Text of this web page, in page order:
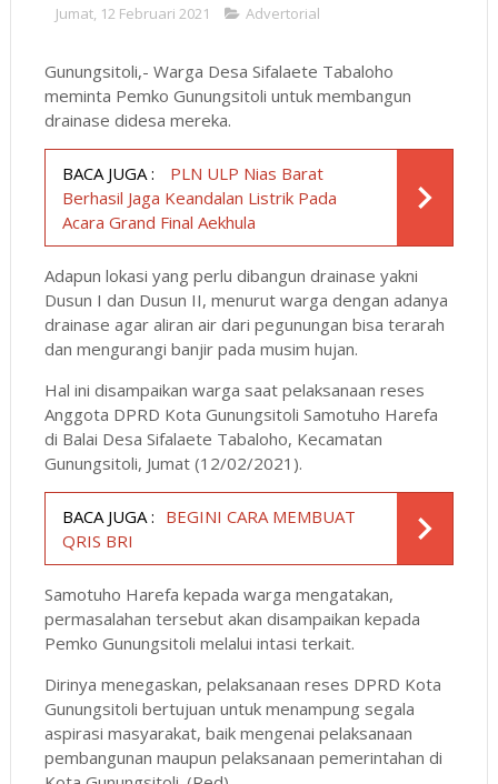
Jumat, 12 Februari 2021 Advertorial
Gunungsitoli,- Warga Desa Sifalaete Tabaloho
meminta Pemko Gunungsitoli untuk membangun
drainase didesa mereka.
BACA JUGA :
PLN ULP Nias Barat
Berhasil Jaga Keandalan Listrik Pada
Acara Grand Final Aekhula
Adapun lokasi yang perlu dibangun drainase yakni
Dusun I dan Dusun II, menurut warga dengan adanya
drainase agar aliran air dari pegunungan bisa terarah
dan mengurangi banjir pada musim hujan.
Hal ini disampaikan warga saat pelaksanaan reses
Anggota DPRD Kota Gunungsitoli Samotuho Harefa
di Balai Desa Sifalaete Tabaloho, Kecamatan
Gunungsitoli, Jumat (12/02/2021).
BACA JUGA : BEGINI CARA MEMBUAT
QRIS BRI
Samotuho Harefa kepada warga mengatakan,
permasalahan tersebut akan disampaikan kepada
Pemko Gunungsitoli melalui intasi terkait.
Dirinya menegaskan, pelaksanaan reses DPRD Kota
Gunungsitoli bertujuan untuk menampung segala
aspirasi masyarakat, baik mengenai pelaksanaan
pembangunan maupun pelaksanaan pemerintahan di